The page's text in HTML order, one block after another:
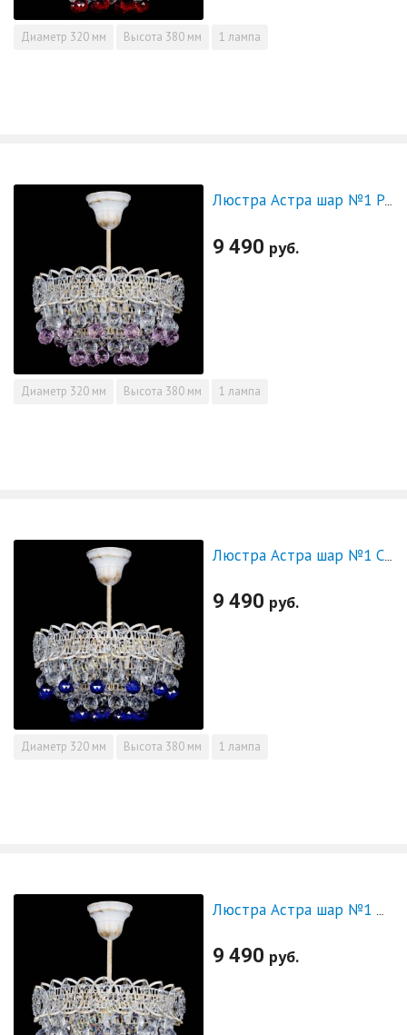
Диаметр 320 мм Высота 380 мм 1 лампа
Люстра Астра шар №1 Розовая белая
9 490 руб.
Диаметр 320 мм Высота 380 мм 1 лампа
9 490 руб.
Диаметр 320 мм Высота 380 мм 1 лампа
9 490 руб.